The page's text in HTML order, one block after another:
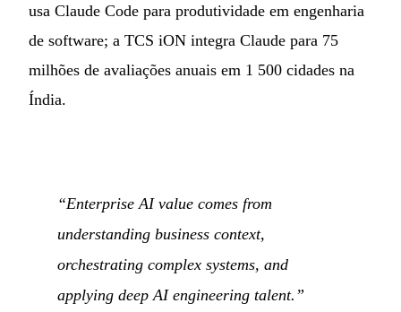
usa Claude Code para produtividade em engenharia
de software; a TCS iON integra Claude para 75
milhões de avaliações anuais em 1 500 cidades na
Índia.
“Enterprise AI value comes from
understanding business context,
orchestrating complex systems, and
applying deep AI engineering talent.”